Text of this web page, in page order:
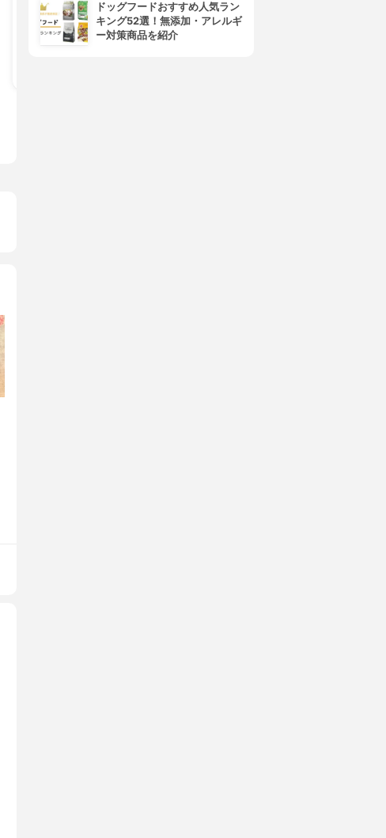
maruman(マルマン)
プラセンタ20000プレミアム
3.77(2)
SweetPlus AM-LQZT-
ドッグフードおすすめ人気ラン
キング52選！無添加・アレルギ
ー対策商品を紹介